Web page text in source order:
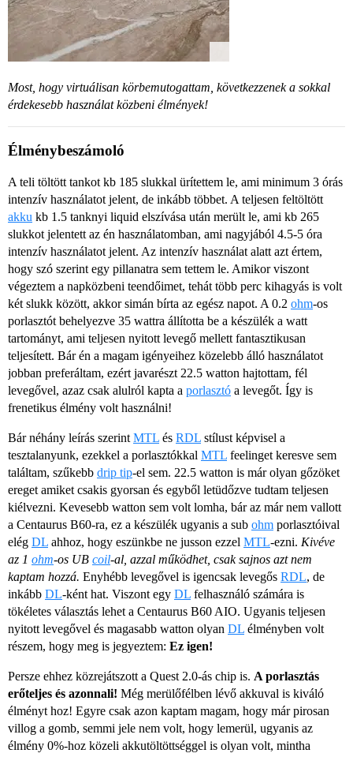
Most, hogy virtuálisan körbemutogattam, következzenek a sokkal
érdekesebb használat közbeni élmények!
Élménybeszámoló
A teli töltött tankot kb 185 slukkal ürítettem le, ami minimum 3 órás
intenzív használatot jelent, de inkább többet. A teljesen feltöltött
akku kb 1.5 tanknyi liquid elszívása után merült le, ami kb 265
slukkot jelentett az én használatomban, ami nagyjából 4.5-5 óra
intenzív használatot jelent. Az intenzív használat alatt azt értem,
hogy szó szerint egy pillanatra sem tettem le. Amikor viszont
végeztem a napközbeni teendőimet, tehát több perc kihagyás is volt
két slukk között, akkor simán bírta az egész napot. A 0.2 ohm-os
porlasztót behelyezve 35 wattra állította be a készülék a watt
tartományt, ami teljesen nyitott levegő mellett fantasztikusan
teljesített. Bár én a magam igényeihez közelebb álló használatot
jobban preferáltam, ezért javarészt 22.5 watton hajtottam, fél
levegővel, azaz csak alulról kapta a porlasztó a levegőt. Így is
frenetikus élmény volt használni!
Bár néhány leírás szerint MTL és RDL stílust képvisel a
tesztalanyunk, ezekkel a porlasztókkal MTL feelinget keresve sem
találtam, szűkebb drip tip-el sem. 22.5 watton is már olyan gőzöket
ereget amiket csakis gyorsan és egyből letüdőzve tudtam teljesen
kiélvezni. Kevesebb watton sem volt lomha, bár az már nem vallott
a Centaurus B60-ra, ez a készülék ugyanis a sub ohm porlasztóival
elég DL ahhoz, hogy eszünkbe ne jusson ezzel MTL-ezni. Kivéve
az 1 ohm-os UB coil-al, azzal működhet, csak sajnos azt nem
kaptam hozzá. Enyhébb levegővel is igencsak levegős RDL, de
inkább DL-ként hat. Viszont egy DL felhasználó számára is
tökéletes választás lehet a Centaurus B60 AIO. Ugyanis teljesen
nyitott levegővel és magasabb watton olyan DL élményben volt
részem, hogy meg is jegyeztem: Ez igen!
Persze ehhez közrejátszott a Quest 2.0-ás chip is. A porlasztás
erőteljes és azonnali! Még merülőfélben lévő akkuval is kiváló
élményt hoz! Egyre csak azon kaptam magam, hogy már pirosan
villog a gomb, semmi jele nem volt, hogy lemerül, ugyanis az
élmény 0%-hoz közeli akkutöltöttséggel is olyan volt, mintha